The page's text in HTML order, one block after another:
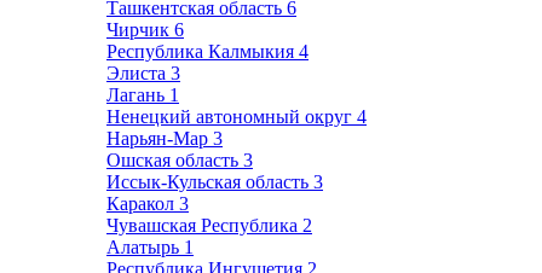
Ташкентская область 6
Чирчик 6
Республика Калмыкия 4
Элиста 3
Лагань 1
Ненецкий автономный округ 4
Нарьян-Мар 3
Ошская область 3
Иссык-Кульская область 3
Каракол 3
Чувашская Республика 2
Алатырь 1
Республика Ингушетия 2